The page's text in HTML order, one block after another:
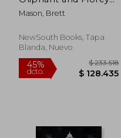
Helped Win the War
and Shaped the
Inglés)
Mason, Brett
NewSouth Books, Tapa
Blanda, Nuevo